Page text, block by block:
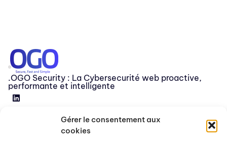
Gérer le consentement aux
cookies
.OGO Security : La Cybersecurité web proactive,
performante et intelligente